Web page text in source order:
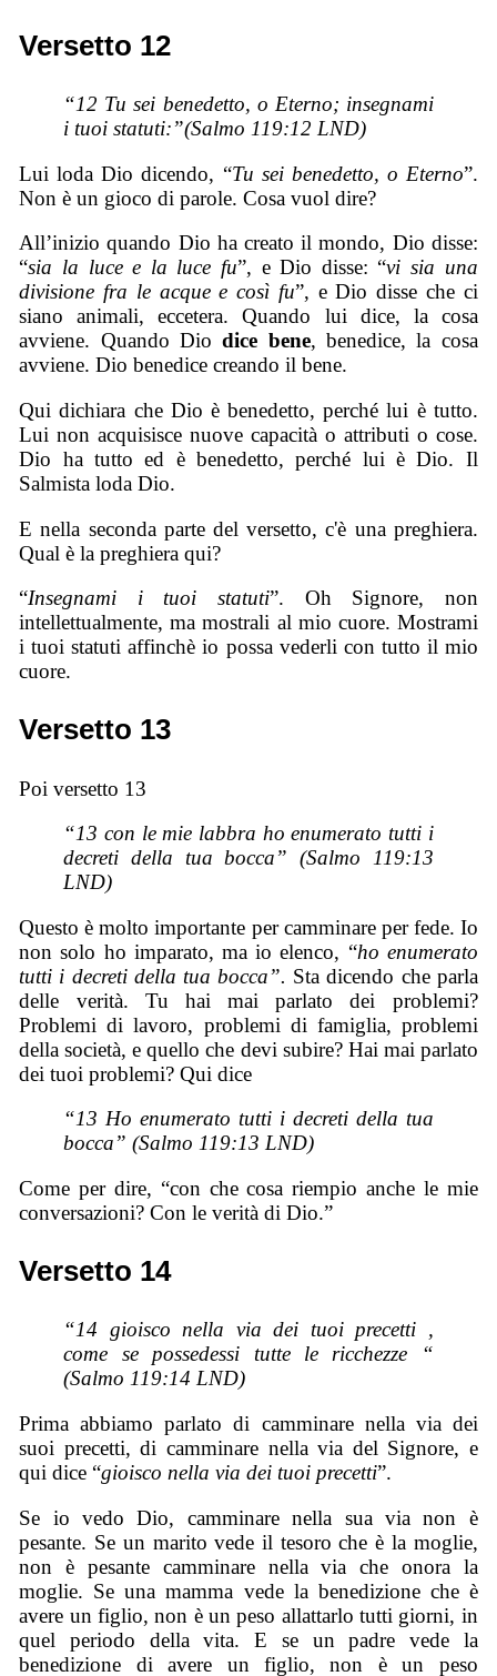
Versetto 12
“12 Tu sei benedetto, o Eterno; insegnami
i tuoi statuti:”(Salmo 119:12 LND)
Lui loda Dio dicendo, “Tu sei benedetto, o Eterno”.
Non è un gioco di parole. Cosa vuol dire?
All’inizio quando Dio ha creato il mondo, Dio disse:
“sia la luce e la luce fu”, e Dio disse: “vi sia una
divisione fra le acque e così fu”, e Dio disse che ci
siano animali, eccetera. Quando lui dice, la cosa
avviene. Quando Diodice bene, benedice, la cosa
avviene. Dio benedice creando il bene.
Qui dichiara che Dio è benedetto, perché lui è tutto.
Lui non acquisisce nuove capacità o attributi o cose.
Dio ha tutto ed è benedetto, perché lui è Dio. Il
Salmista loda Dio.
E nella seconda parte del versetto, c'è una preghiera.
Qual è la preghiera qui?
“Insegnami i tuoi statuti”. Oh Signore, non
intellettualmente, ma mostrali al mio cuore. Mostrami
i tuoi statuti affinchè io possa vederli con tutto il mio
cuore.
Versetto 13
Poi versetto 13
“13 con le mie labbra ho enumerato tutti i
decreti della tua bocca” (Salmo 119:13
LND)
Questo è molto importante per camminare per fede. Io
non solo ho imparato, ma io elenco, “ho enumerato
tutti i decreti della tua bocca”. Sta dicendo che parla
delle verità. Tu hai mai parlato dei problemi?
Problemi di lavoro, problemi di famiglia, problemi
della società, e quello che devi subire? Hai mai parlato
dei tuoi problemi? Qui dice
“13 Ho enumerato tutti i decreti della tua
bocca” (Salmo 119:13 LND)
Come per dire, “con che cosa riempio anche le mie
conversazioni? Con le verità di Dio.”
Versetto 14
“14 gioisco nella via dei tuoi precetti ,
come se possedessi tutte le ricchezze “
(Salmo 119:14 LND)
Prima abbiamo parlato di camminare nella via dei
suoi precetti, di camminare nella via del Signore, e
qui dice “gioisco nella via dei tuoi precetti”.
Se io vedo Dio, camminare nella sua via non è
pesante. Se un marito vede il tesoro che è la moglie,
non è pesante camminare nella via che onora la
moglie. Se una mamma vede la benedizione che è
avere un figlio, non è un peso allattarlo tutti giorni, in
quel periodo della vita. E se un padre vede la
benedizione di avere un figlio, non è un peso